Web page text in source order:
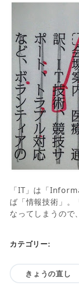
「IT」は「
ば「情報技術」。
なってしまうので
カテゴリー:
きょうの直し